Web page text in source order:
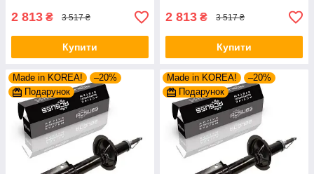
2 813 ₴ 3 517 ₴
Купити
2 813 ₴ 3 517 ₴
Купити
Made in KOREA!
–20%
Подарунок
Made in KOREA!
–20%
Подарунок